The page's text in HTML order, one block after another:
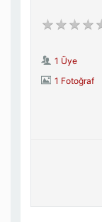
1 Üye
1 Fotoğraf